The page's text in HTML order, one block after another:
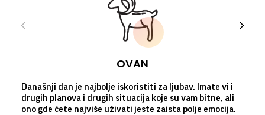
OVAN
Današnji dan je najbolje iskoristiti za ljubav. Imate vi i
drugih planova i drugih situacija koje su vam bitne, ali
ono gde ćete najviše uživati jeste zaista polje emocija.